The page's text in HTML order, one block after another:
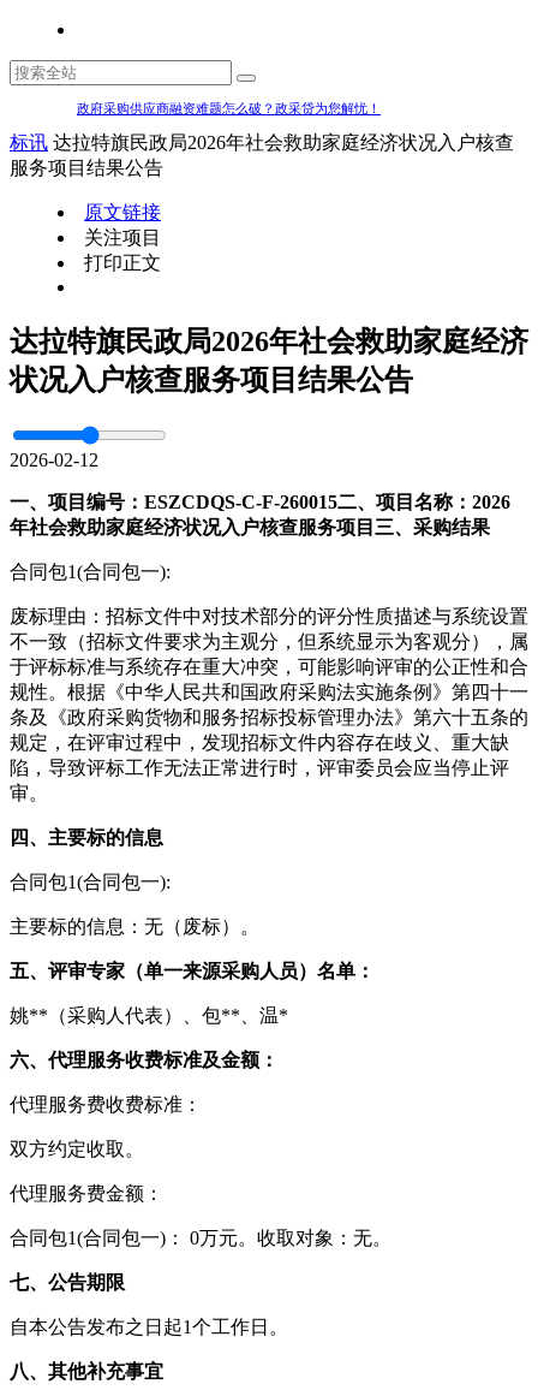
政府采购供应商融资难题怎么破？政采贷为您解忧！
标讯 达拉特旗民政局2026年社会救助家庭经济状况入户核查
服务项目结果公告
原文链接
关注项目
打印正文
达拉特旗民政局2026年社会救助家庭经济
状况入户核查服务项目结果公告
2026-02-12
一、项目编号：ESZCDQS-C-F-260015二、项目名称：2026
年社会救助家庭经济状况入户核查服务项目 三、采购结果
合同包1(合同包一):
废标理由：招标文件中对技术部分的评分性质描述与系统设置
不一致（招标文件要求为‌主观分‌，但系统显示为‌客观分‌），属
于‌评标标准与系统存在重大冲突‌，可能影响评审的公正性和合
规性。根据《中华人民共和国政府采购法实施条例》第四十一
条及《政府采购货物和服务招标投标管理办法》第六十五条的
规定，在评审过程中，发现‌招标文件内容存在歧义、重大缺
陷，导致评标工作无法正常进行时，‌评审委员会应当停止评
审‌。
四、主要标的信息
合同包1(合同包一):
主要标的信息：无（废标）。
五、评审专家（单一来源采购人员）名单：
姚**（采购人代表）、包**、温*
六、代理服务收费标准及金额：
代理服务费收费标准：
双方约定收取。
代理服务费金额：
合同包1(合同包一)： 0万元。收取对象：无。
七、公告期限
自本公告发布之日起1个工作日。
八、其他补充事宜